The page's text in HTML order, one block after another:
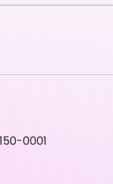
・ドリンク代)
0001